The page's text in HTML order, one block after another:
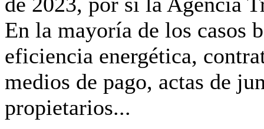
En la mayoría de los casos
eficiencia energética,
medios de pago, actas de
propietarios...